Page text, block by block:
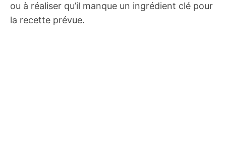
ou à réaliser qu’il manque un ingrédient clé pour
la recette prévue.